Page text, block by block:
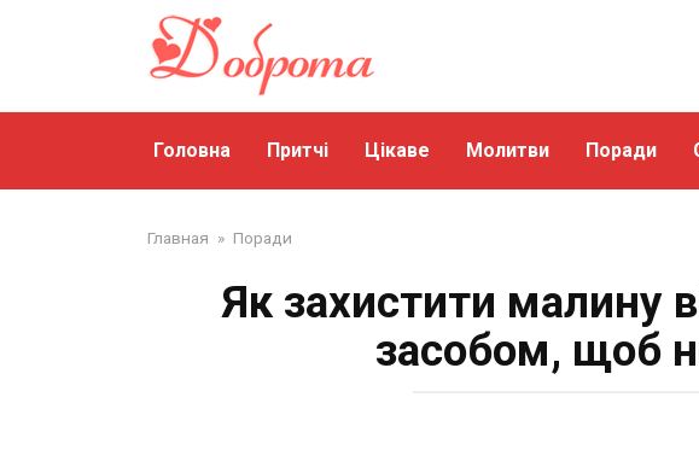
Головна Притчі Цікаве Молитви Поради
Главная » Поради
Як захистити малину
засобом, щоб